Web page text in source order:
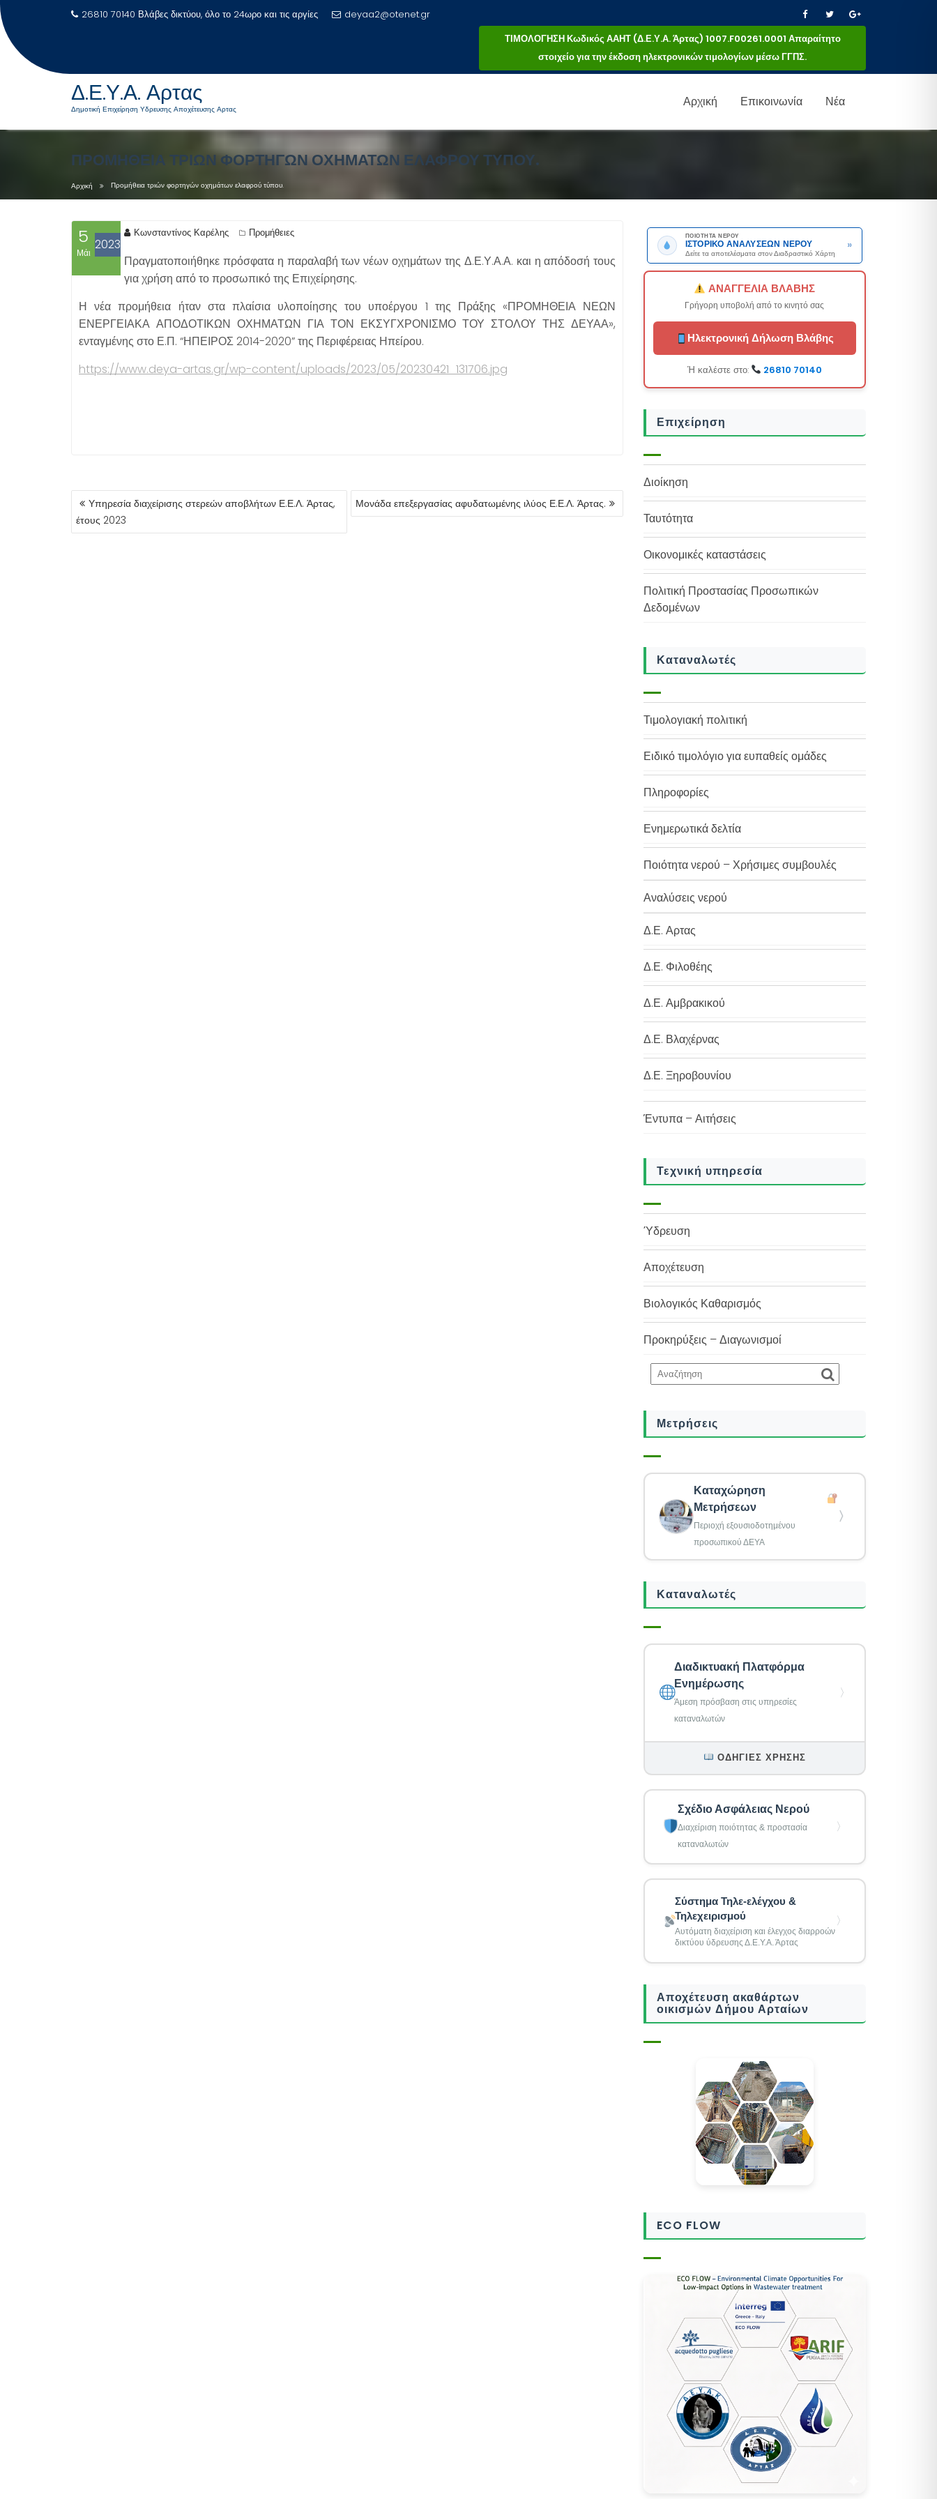
26810 70140 Βλάβες δικτύου, όλο το 24ωρο και τις αργίες
deyaa2@otenet.gr
ΤΙΜΟΛΟΓΗΣΗ Κωδικός ΑΑΗΤ (Δ.Ε.Υ.Α. Άρτας) 1007.F00261.0001 Απαραίτητο
στοιχείο για την έκδοση ηλεκτρονικών τιμολογίων μέσω ΓΓΠΣ.
Δ.Ε.Υ.Α. Αρτας
Δημοτική Επιχείρηση Υδρευσης Αποχέτευσης Αρτας Αρχική Επικοινωνία Νέα
ΠΡΟΜΉΘΕΙΑ ΤΡΙΏΝ ΦΟΡΤΗΓΏΝ ΟΧΗΜΆΤΩΝ ΕΛΑΦΡΟΎ ΤΎΠΟΥ.
Αρχική Προμήθεια τριών φορτηγών οχημάτων ελαφρού τύπου.
5
Μάι
2023
Κωνσταντίνος Καρέλης Προμήθειες
Πραγματοποιήθηκε πρόσφατα η παραλαβή των νέων οχημάτων της Δ.Ε.Υ.Α.Α. και η απόδοσή τους
για χρήση από το προσωπικό της Επιχείρησης.
Η νέα προμήθεια ήταν στα πλαίσια υλοποίησης του υποέργου 1 της Πράξης «ΠΡΟΜΗΘΕΙΑ ΝΕΩΝ
ΕΝΕΡΓΕΙΑΚΑ ΑΠΟΔΟΤΙΚΩΝ ΟΧΗΜΑΤΩΝ ΓΙΑ ΤΟΝ ΕΚΣΥΓΧΡΟΝΙΣΜΟ ΤΟΥ ΣΤΟΛΟΥ ΤΗΣ ΔΕΥΑΑ»,
ενταγμένης στο Ε.Π. “ΗΠΕΙΡΟΣ 2014-2020” της Περιφέρειας Ηπείρου.
https://www.deya-artas.gr/wp-content/uploads/2023/05/20230421_131706.jpg
ΠΛΟΉΓΗΣΗ
ΆΡΘΡΩΝ
Υπηρεσία διαχείρισης στερεών αποβλήτων Ε.Ε.Λ. Άρτας,
έτους 2023
Μονάδα επεξεργασίας αφυδατωμένης ιλύος Ε.Ε.Λ. Άρτας.
ΠΟΙΟΤΗΤΑ ΝΕΡΟΥ
ΙΣΤΟΡΙΚΟ ΑΝΑΛΥΣΕΩΝ ΝΕΡΟΥ
Δείτε τα αποτελέσματα στον Διαδραστικό Χάρτη
»
ΑΝΑΓΓΕΛΙΑ ΒΛΑΒΗΣ
Γρήγορη υποβολή από το κινητό σας
Ηλεκτρονική Δήλωση Βλάβης
Ή καλέστε στο: 26810 70140
Επιχείρηση
Διοίκηση
Ταυτότητα
Οικονομικές καταστάσεις
Πολιτική Προστασίας Προσωπικών
Δεδομένων
Καταναλωτές
Τιμολογιακή πολιτική
Ειδικό τιμολόγιο για ευπαθείς ομάδες
Πληροφορίες
Ενημερωτικά δελτία
Ποιότητα νερού – Χρήσιμες συμβουλές
Αναλύσεις νερού
Δ.Ε. Αρτας
Δ.Ε. Φιλοθέης
Δ.Ε. Αμβρακικού
Δ.Ε. Βλαχέρνας
Δ.Ε. Ξηροβουνίου
Έντυπα – Αιτήσεις
Τεχνική υπηρεσία
Ύδρευση
Αποχέτευση
Βιολογικός Καθαρισμός
Προκηρύξεις – Διαγωνισμοί
Μετρήσεις
Καταχώρηση
Μετρήσεων
Περιοχή εξουσιοδοτημένου
προσωπικού ΔΕΥΑ
〉
Καταναλωτές
Διαδικτυακή Πλατφόρμα
Ενημέρωσης
Άμεση πρόσβαση στις υπηρεσίες
καταναλωτών
〉
ΟΔΗΓΊΕΣ ΧΡΉΣΗΣ
Σχέδιο Ασφάλειας Νερού
Διαχείριση ποιότητας & προστασία
καταναλωτών
〉
Σύστημα Τηλε-ελέγχου &
Τηλεχειρισμού
Αυτόματη διαχείριση και έλεγχος διαρροών
δικτύου ύδρευσης Δ.Ε.Υ.Α. Άρτας
〉
Αποχέτευση ακαθάρτων
οικισμών Δήμου Αρταίων
ECO FLOW